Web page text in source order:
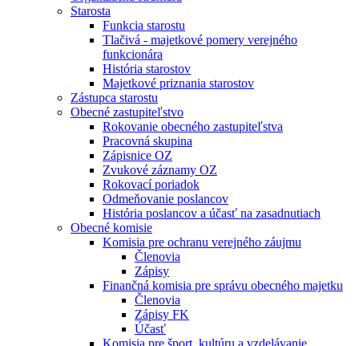
Starosta
Funkcia starostu
Tlačivá - majetkové pomery verejného
funkcionára
História starostov
Majetkové priznania starostov
Zástupca starostu
Obecné zastupiteľstvo
Rokovanie obecného zastupiteľstva
Pracovná skupina
Zápisnice OZ
Zvukové záznamy OZ
Rokovací poriadok
Odmeňovanie poslancov
História poslancov a účasť na zasadnutiach
Obecné komisie
Komisia pre ochranu verejného záujmu
Členovia
Zápisy
Finančná komisia pre správu obecného majetku
Členovia
Zápisy FK
Účasť
Komisia pre šport, kultúru a vzdelávanie